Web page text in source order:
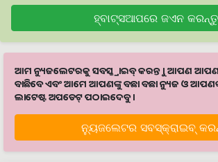
ହ୍ବାଟ୍ସଆପରେ ଜଏନ କରନ୍ତୁ
ଆମ ନ୍ୟୁଜଲେଟରକୁ ସବସ୍କ୍ରାଇବ୍ କରନ୍ତୁ । ଆପଣ
ବାଛିବେ ଏବଂ ଆମେ ଆପଣଙ୍କୁ ବଛା ବଛା ନ୍ୟୁଜ ଓ
ଲାଟେଷ୍ଟ ଅପଡେଟ୍‌ ପଠାଇଦେବୁ ।
ନ୍ୟୁଜଲେଟର ସବସ୍କ୍ରାଇବ୍‌